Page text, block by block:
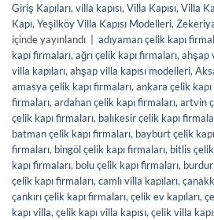
Giriş Kapıları,villa kapısı,Villa Kapısı,Villa
Kapı,Yeşilköy Villa Kapısı Modelleri,
içinde yayınlandı
adıyaman çelik kapı
kapı firmaları,ağrı çelik kapı firmaları,ahşap
villa kapıları,ahşap villa kapısı modelleri,
amasya çelik kapı firmaları,ankara çelik
firmaları,ardahan çelik kapı firmaları,artvin
çelik kapı firmaları, balıkesir çelik kapı
batman çelik kapı firmaları, bayburt çelik
firmaları, bingöl çelik kapı firmaları, bitlis
kapı firmaları, bolu çelik kapı firmaları,
çelik kapı firmaları,camlı villa kapıları,
çankırı çelik kapı firmaları,çelik ev kapıları,
kapı villa,çelik kapı villa kapısı,çelik villa